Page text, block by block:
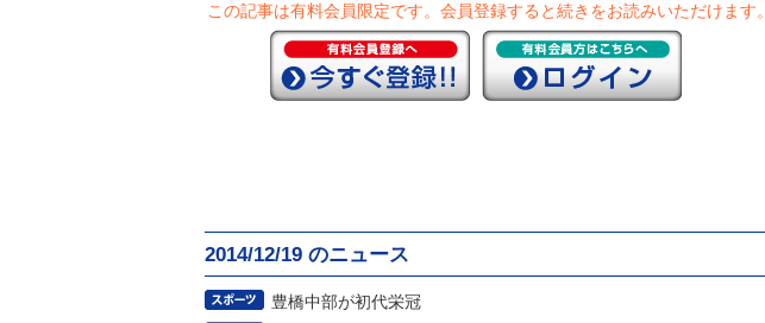
この記事は有料会員限定です。 会員登録すると続きをお読みいただけます。
2014/12/19 のニュース
豊橋中部が初代栄冠